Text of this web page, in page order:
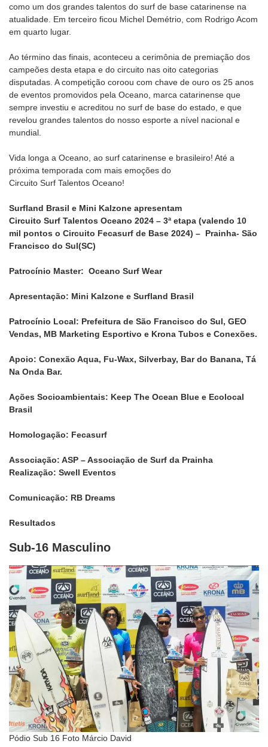
como um dos grandes talentos do surf de base catarinense na
atualidade. Em terceiro ficou Michel Demétrio, com Rodrigo Acom
em quarto lugar.
Ao término das finais, aconteceu a cerimônia de premiação dos
campeões desta etapa e do circuito nas oito categorias
disputadas. A competição coroou com chave de ouro os 25 anos
de eventos promovidos pela Oceano, marca catarinense que
sempre investiu e acreditou no surf de base do estado, e que
revelou grandes talentos do nosso esporte a nível nacional e
mundial.
Vida longa a Oceano, ao surf catarinense e brasileiro! Até a
próxima temporada com mais emoções do
Circuito Surf Talentos Oceano!
Surfland Brasil e Mini Kalzone apresentam
Circuito Surf Talentos Oceano 2024 – 3ª etapa (valendo 10
mil pontos o Circuito Fecasurf de Base 2024) – Prainha- São
Francisco do Sul(SC)
Patrocínio Master: Oceano Surf Wear
Apresentação: Mini Kalzone e Surfland Brasil
Patrocínio Local: Prefeitura de São Francisco do Sul, GEO
Vendas, MB Marketing Esportivo e Krona Tubos e Conexões.
Apoio: Conexão Aqua, Fu-Wax, Silverbay, Bar do Banana, Tá
Na Onda Bar.
Ações Socioambientais: Keep The Ocean Blue e Ecolocal
Brasil
Homologação: Fecasurf
Associação: ASP – Associação de Surf da Prainha
Realização: Swell Eventos
Comunicação: RB Dreams
Resultados
Sub-16 Masculino
Pódio Sub 16 Foto Márcio David